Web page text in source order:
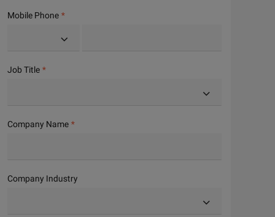
Mobile Phone
Job Title
Company Name
Company Industry